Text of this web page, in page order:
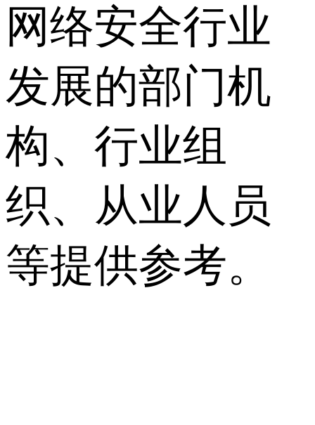
网络安全行业
发展的部门机
构、行业组
织、从业人员
等提供参考。